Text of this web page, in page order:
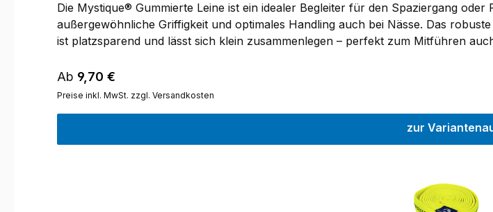
Die Mystique® Gummierte Leine ist ein idealer Begleiter für den Spaziergang
außergewöhnliche Griffigkeit und optimales Handling auch bei Nässe. Das
ist platzsparend und lässt sich klein zusammenlegen – perfekt zum Mitführen
Längen 1,2m, 2m und 10m – für jeden Hund und Einsatzzweck die passende
ziehenden Hunden ab.
Regulärer Preis:
Ab 9,70 €
Preise inkl. MwSt. zzgl. Versandkosten
zur